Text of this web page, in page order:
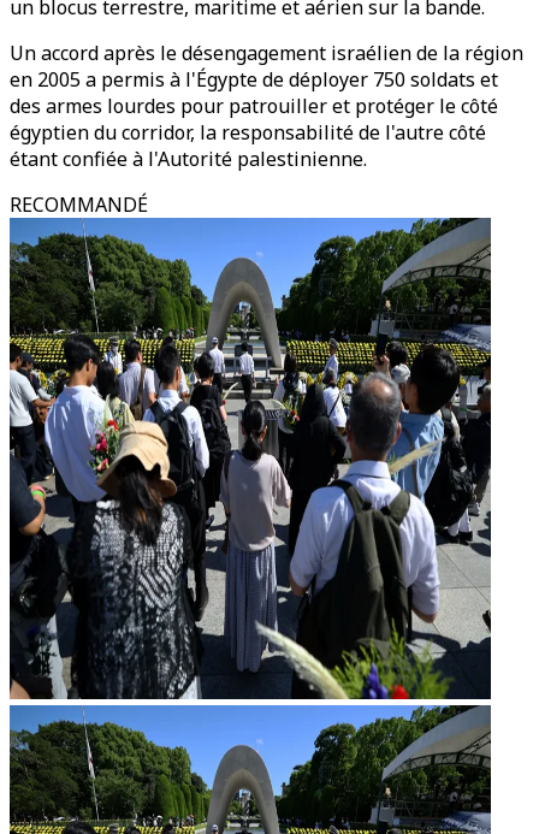
un blocus terrestre, maritime et aérien sur la bande.
Un accord après le désengagement israélien de la région
en 2005 a permis à l'Égypte de déployer 750 soldats et
des armes lourdes pour patrouiller et protéger le côté
égyptien du corridor, la responsabilité de l'autre côté
étant confiée à l'Autorité palestinienne.
RECOMMANDÉ